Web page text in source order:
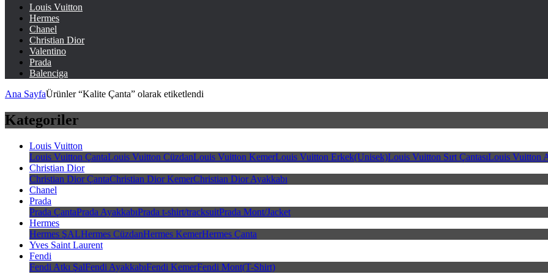
Louis Vuitton
Hermes
Chanel
Christian Dior
Valentino
Prada
Balenciga
Ana SayfaÜrünler “Kalite Çanta” olarak etiketlendi
Kategoriler
Louis Vuitton
Louis Vuitton ÇantaLouis Vuitton CüzdanLouis Vuitton KemerLouis Vuitton Erkek(Unisek)Louis Vuitton Sırt ÇantasıLouis Vuitton
Christian Dior
Christian Dior ÇantaChristian Dior KemerChristian Dior Ayakkabı
Chanel
Prada
Prada ÇantaPrada AyakkabıPrada t-shirt/tracksuitPrada Mont/Jacket
Hermes
Hermes ŞALHermes CüzdanHermes KemerHermes Çanta
Yves Saint Laurent
Fendi
Fendi Atkı ŞalFendi AyakkabıFendi KemerFendi Mont(T-Shirt)